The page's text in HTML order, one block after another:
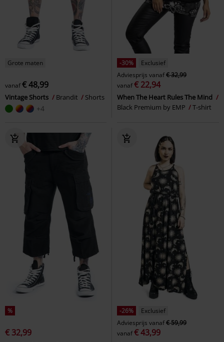
Grote maten
vanaf€ 48,99
Vintage Shorts Brandit Shorts
+4
-30%
Exclusief
Adviesprijs vanaf€ 32,99
vanaf€ 22,94
When The Heart Rules The Mind
Black Premium by EMP
T-shirt
%
€ 32,99
-26%
Exclusief
Adviesprijs vanaf€ 59,99
vanaf€ 43,99